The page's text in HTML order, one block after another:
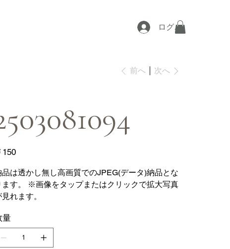
ログイン
前へ 次へ
150
品は透かし無し高画質でのJPEG(データ)納品とな
ます。 ※画像をタップまたはクリックで拡大写真
見れます。
量